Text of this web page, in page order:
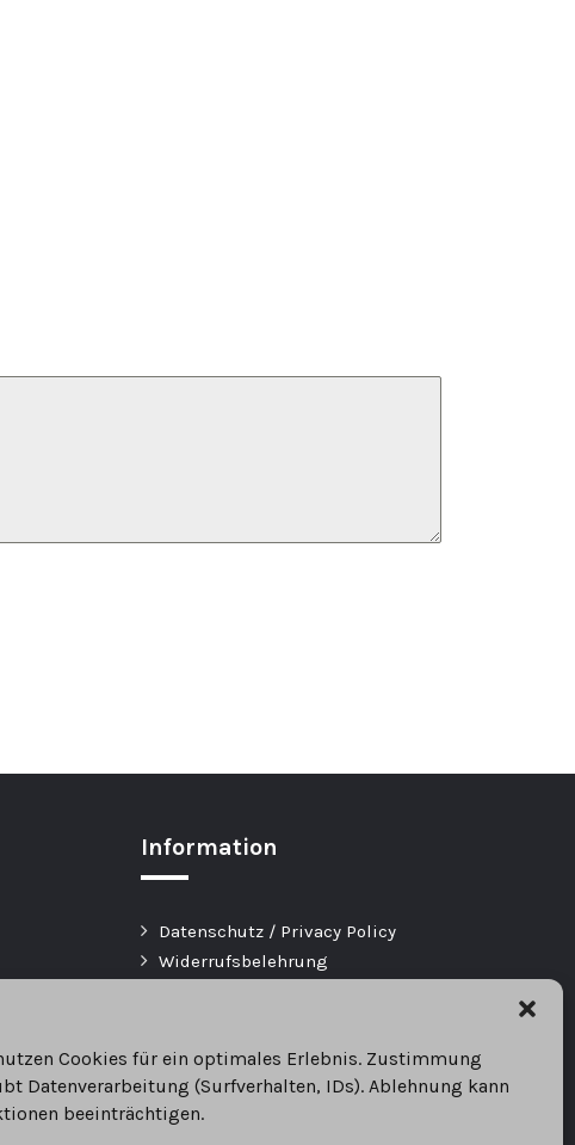
Cookies für ein optimales Erlebnis. Zustimmung
Datenverarbeitung (Surfverhalten, IDs). Ablehnung kann
beeinträchtigen.
Information
Datenschutz / Privacy Policy
Widerrufsbelehrung
AGB
Fragebogen Shopbanner
Fragebogen Logo